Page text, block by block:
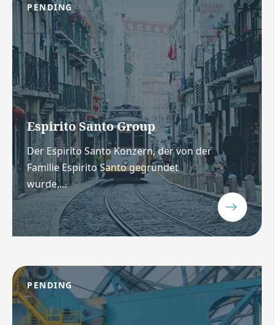
PENDING
Espirito Santo Group
Der Espirito Santo Konzern, der von der
Familie Espirito Santo gegründet
wurde,...
PENDING